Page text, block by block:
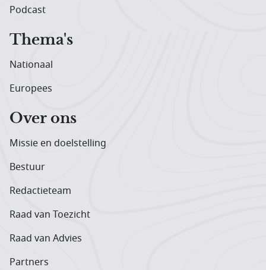
Podcast
Thema's
Nationaal
Europees
Over ons
Missie en doelstelling
Bestuur
Redactieteam
Raad van Toezicht
Raad van Advies
Partners